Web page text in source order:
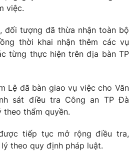
việc.
đối tượng đã thừa nhận toàn bộ
thời khai nhận thêm các vụ
từng thực hiện trên địa bàn TP
Lệ đã bàn giao vụ việc cho Văn
sát điều tra Công an TP Đà
theo thẩm quyền.
tiếp tục mở rộng điều tra,
theo quy định pháp luật.